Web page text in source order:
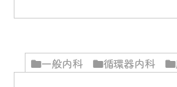
一般内科 循環器内科